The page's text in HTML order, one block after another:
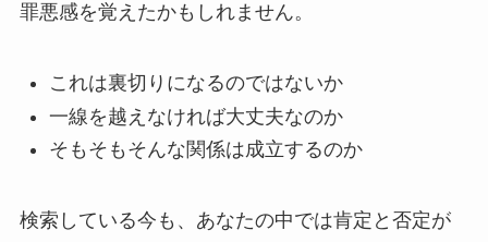
罪悪感を覚えたかもしれません。
これは裏切りになるのではないか
一線を越えなければ大丈夫なのか
そもそもそんな関係は成立するのか
検索している今も、あなたの中では肯定と否定が